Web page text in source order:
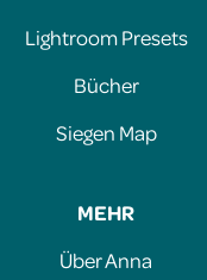
Lightroom Presets
Bücher
Siegen Map
MEHR
Über Anna